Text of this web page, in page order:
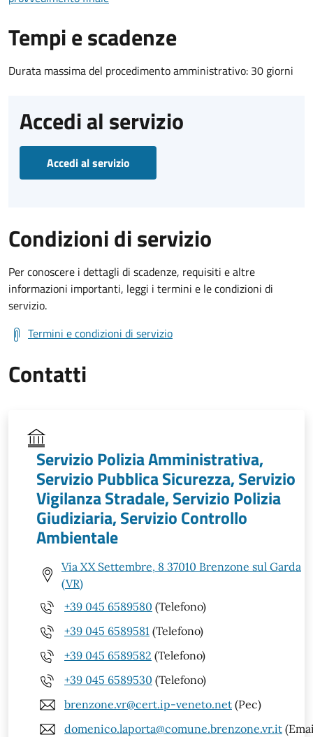
Tempi e scadenze
Durata massima del procedimento amministrativo: 30 giorni
Accedi al servizio
Accedi al servizio
Condizioni di servizio
Per conoscere i dettagli di scadenze, requisiti e altre
informazioni importanti, leggi i termini e le condizioni di
servizio.
Termini e condizioni di servizio
Contatti
Servizio Polizia Amministrativa,
Servizio Pubblica Sicurezza, Servizio
Vigilanza Stradale, Servizio Polizia
Giudiziaria, Servizio Controllo
Ambientale
Via XX Settembre, 8 37010 Brenzone sul Garda
(VR)
+39 045 6589580 (Telefono)
+39 045 6589581 (Telefono)
+39 045 6589582 (Telefono)
+39 045 6589530 (Telefono)
brenzone.vr@cert.ip-veneto.net (Pec)
domenico.laporta@comune.brenzone.vr.it